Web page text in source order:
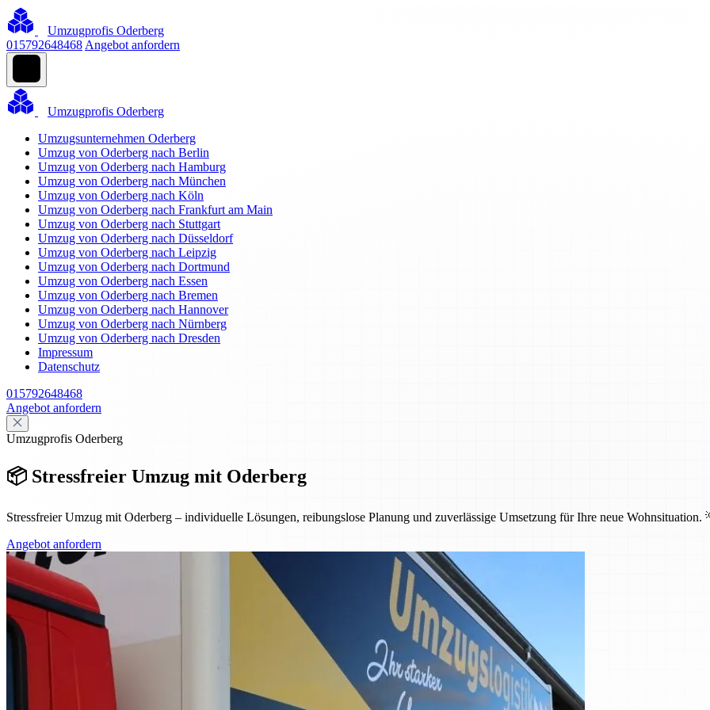
Umzugprofis Oderberg
015792648468 Angebot anfordern
Umzugprofis Oderberg
Umzugsunternehmen Oderberg
Umzug von Oderberg nach Berlin
Umzug von Oderberg nach Hamburg
Umzug von Oderberg nach München
Umzug von Oderberg nach Köln
Umzug von Oderberg nach Frankfurt am Main
Umzug von Oderberg nach Stuttgart
Umzug von Oderberg nach Düsseldorf
Umzug von Oderberg nach Leipzig
Umzug von Oderberg nach Dortmund
Umzug von Oderberg nach Essen
Umzug von Oderberg nach Bremen
Umzug von Oderberg nach Hannover
Umzug von Oderberg nach Nürnberg
Umzug von Oderberg nach Dresden
Impressum
Datenschutz
015792648468
Angebot anfordern
Umzugprofis Oderberg
📦 Stressfreier Umzug mit Oderberg
Stressfreier Umzug mit Oderberg – individuelle Lösungen, reibungslose Planung und zuverlässige Umsetzung für Ihre neue Wohnsituation.
Angebot anfordern